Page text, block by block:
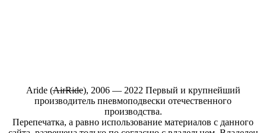
Aride (АirRide), 2006 — 2022 Первый и крупнейший
производитель пневмоподвески отечественного
производства.
Перепечатка, а равно использование материалов с данного